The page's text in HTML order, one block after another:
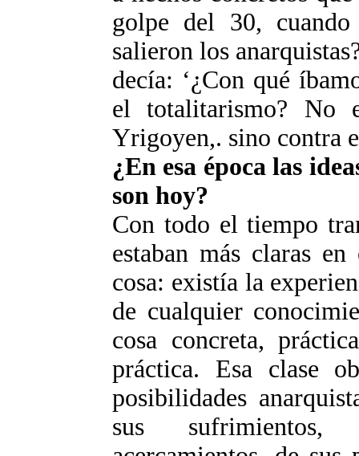
golpe del 30,
salieron los
decía: ‘¿Con qué
el totalitarismo? No
Yrigoyen,. sino contra
¿En esa época las
son hoy?
Con todo el tiempo
estaban más claras
cosa: existía la
de cualquier
cosa concreta,
práctica. Esa clase
posibilidades
sus sufrimientos,